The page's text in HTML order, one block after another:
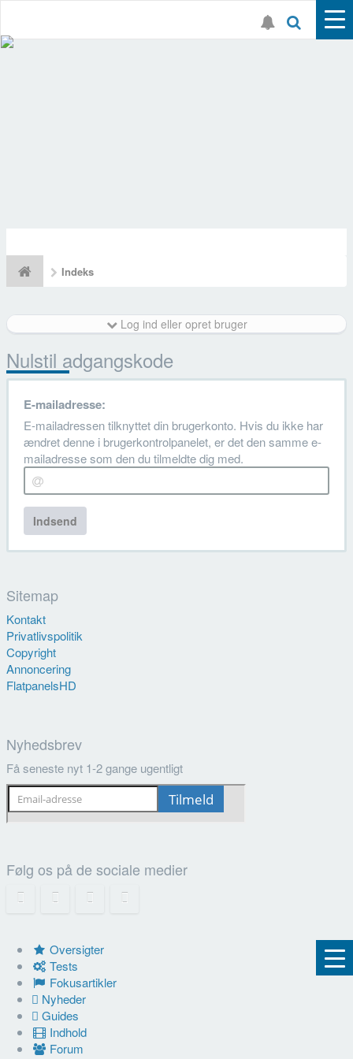
Indeks
Log ind eller opret bruger
Nulstil adgangskode
E-mailadresse:
E-mailadressen tilknyttet din brugerkonto. Hvis du ikke har
ændret denne i brugerkontrolpanelet, er det den samme e-
mailadresse som den du tilmeldte dig med.
Indsend
Sitemap
Kontakt
Privatlivspolitik
Copyright
Annoncering
FlatpanelsHD
Nyhedsbrev
Få seneste nyt 1-2 gange ugentligt
Følg os på de sociale medier
Oversigter
Tests
Fokusartikler
Nyheder
Guides
Indhold
Forum